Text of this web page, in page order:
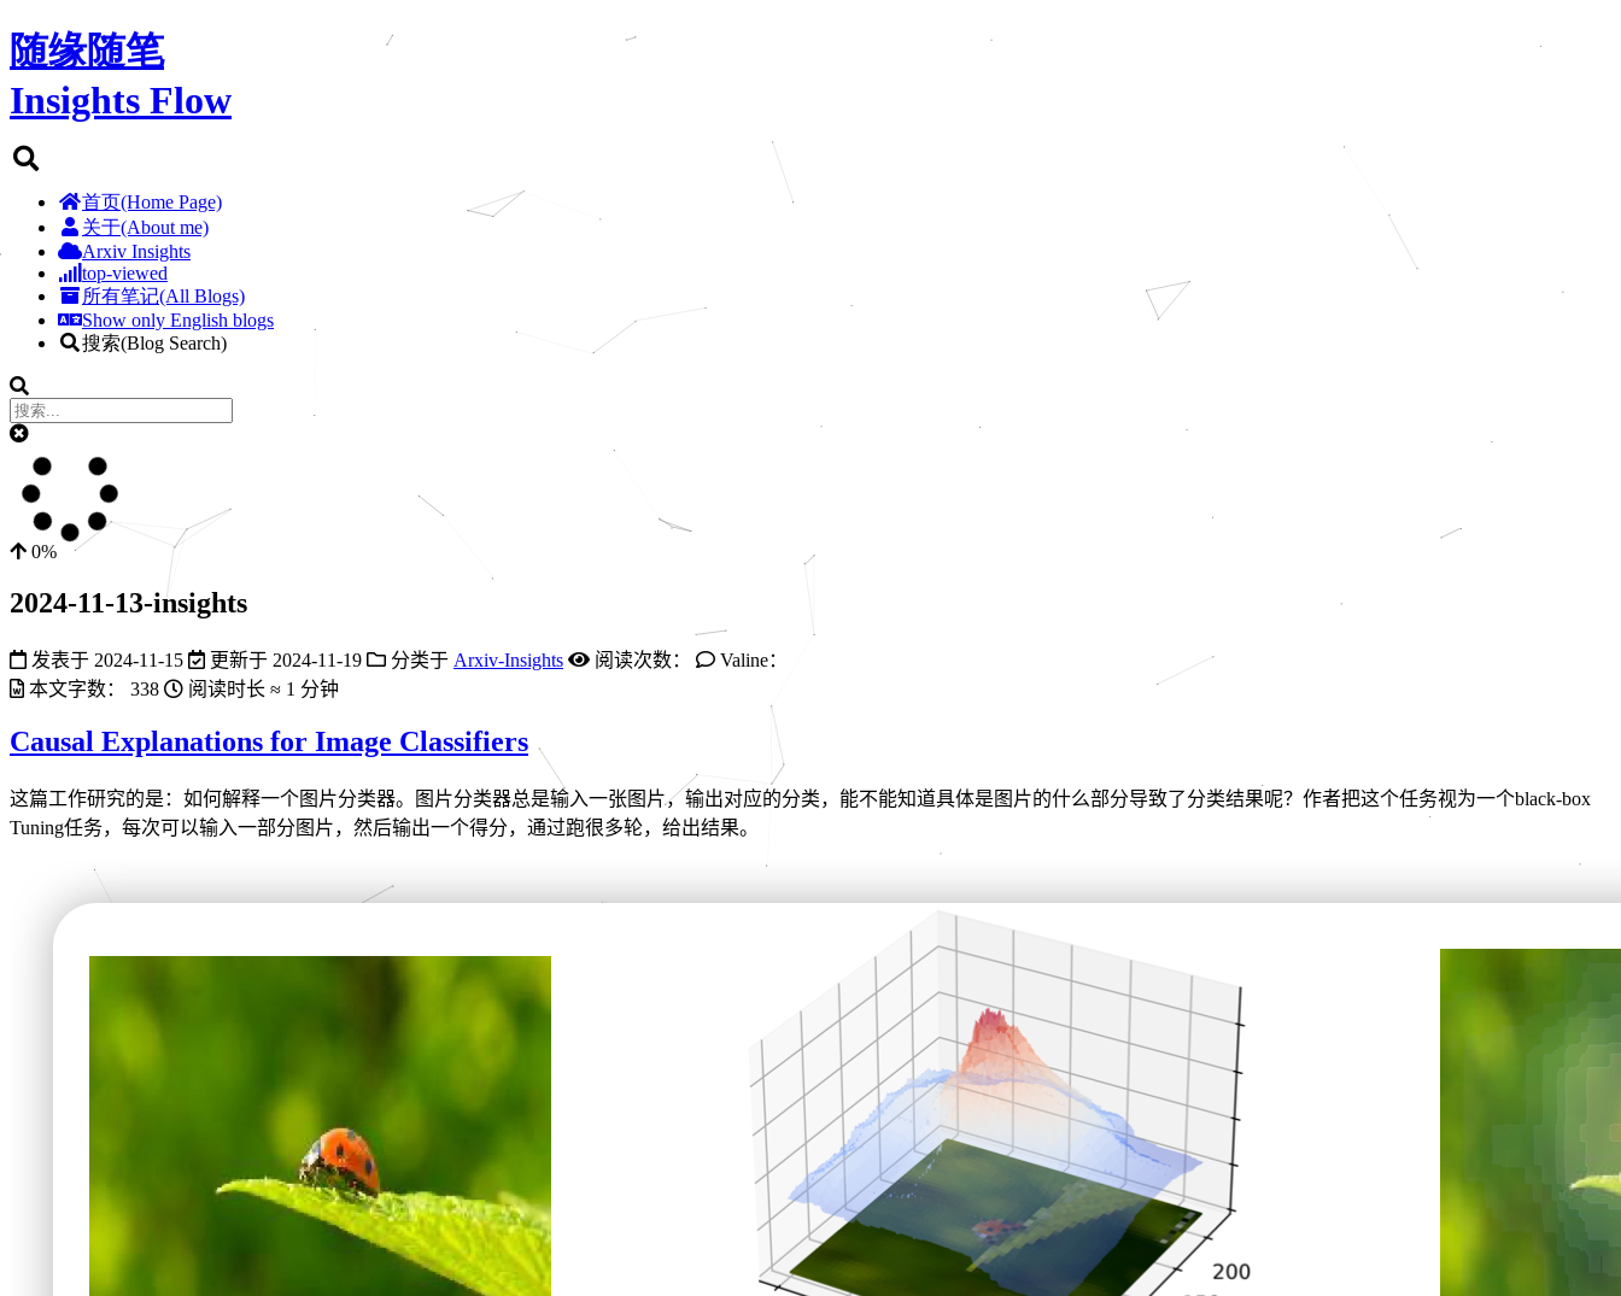
随缘随笔
Insights Flow
首页(Home Page)
关于(About me)
Arxiv Insights
top-viewed
所有笔记(All Blogs)
Show only English blogs
搜索(Blog Search)
0%
2024-11-13-insights
发表于 2024-11-15 更新于 2024-11-19 分类于 Arxiv-Insights 阅读次数：
Valine：
本文字数：
338 阅读时长 ≈ 1 分钟
Causal Explanations for Image Classifiers
这篇工作研究的是：如何解释一个图片分类器。图片分类器总是输入一张图片，输出对应的分类，能不能知道具体是图片的什么部分导致了分类结果呢？作者把这个任务视为一个black-box
Tuning任务，每次可以输入一部分图片，然后输出一个得分，通过跑很多轮，给出结果。